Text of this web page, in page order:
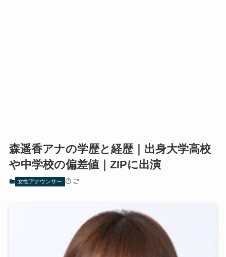
森遥香アナの学歴と経歴｜出身大学高校
や中学校の偏差値｜ZIPに出演
女性アナウンサー